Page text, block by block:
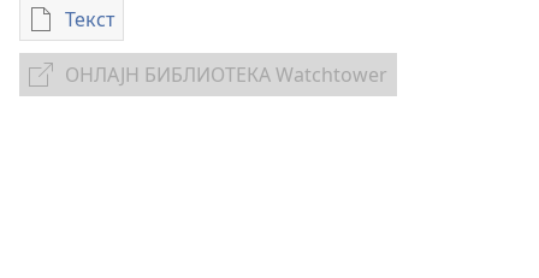
Текст
Формати
за
преузимање
ОНЛАЈН БИБЛИОТЕКА Watchtower
ОНЛАЈН